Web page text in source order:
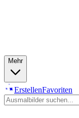
Mehr
ErstellenFavoriten